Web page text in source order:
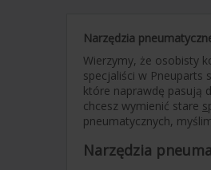
Narzędzia
Wierzymy, że osobisty
specjaliści w Pneuparts
które naprawdę pasują
chcesz wymienić stare
pneumatycznych,
Narzędzia